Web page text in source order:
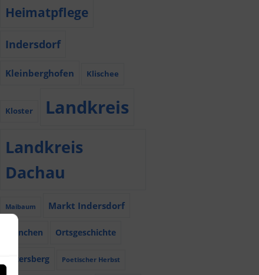
Heimatpflege
Indersdorf
Kleinberghofen Klischee
Kloster Landkreis
Landkreis
Dachau
Maibaum Markt Indersdorf
München Ortsgeschichte
Petersberg Poetischer Herbst